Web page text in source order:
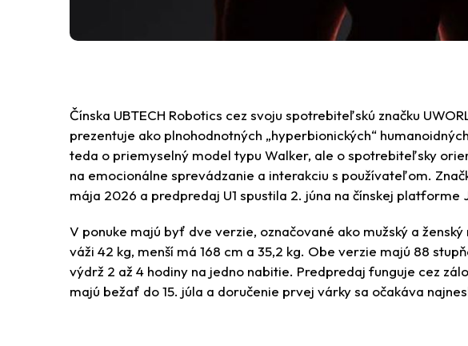
Čínska UBTECH Robotics cez svoju spotrebiteľskú značku
prezentuje ako plnohodnotných „hyperbionických“
teda o priemyselný model typu Walker, ale o spotrebiteľsky
na emocionálne sprevádzanie a interakciu s používateľom.
mája 2026 a predpredaj U1 spustila 2. júna na čínskej platforme
V ponuke majú byť dve verzie, označované ako mužský a
váži 42 kg, menší má 168 cm a 35,2 kg. Obe verzie majú 88
výdrž 2 až 4 hodiny na jedno nabitie. Predpredaj funguje cez
majú bežať do 15. júla a doručenie prvej várky sa očakáva